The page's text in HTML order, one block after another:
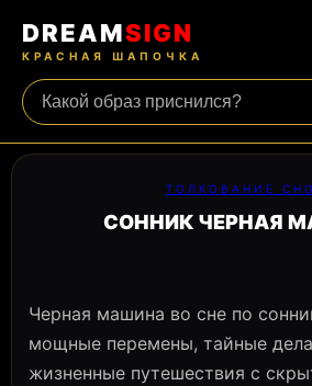
DREAMSIGN
КРАСНАЯ ШАПОЧКА
ТОЛКОВАНИЕ
СОННИК ЧЕРНАЯ
Черная машина во сне по
мощные перемены, тайные
жизненные путешествия с